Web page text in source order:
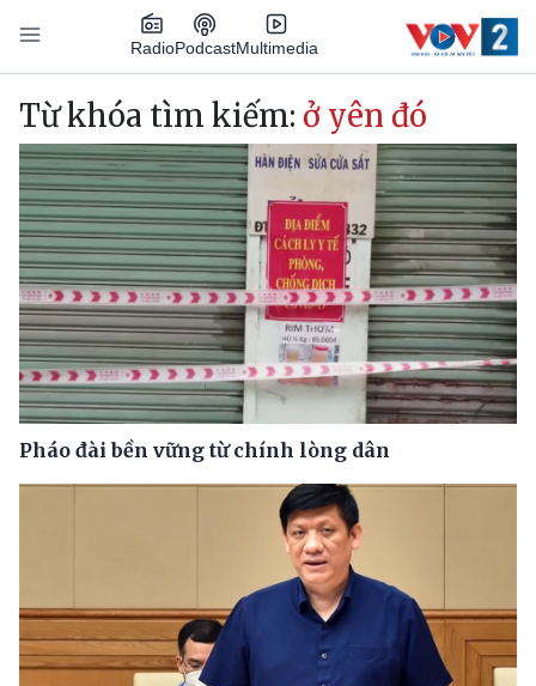
Nhảy đến nội dung
RadioPodcastMultimedia
Main navigation
Từ khóa tìm kiếm: ở yên đó
Pháo đài bền vững từ chính lòng dân